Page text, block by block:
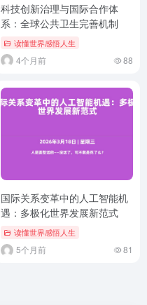
科技创新治理与国际合作体
系：全球公共卫生完善机制
读懂世界感悟人生
4个月前 88
国际关系变革中的人工智能机
遇：多极化世界发展新范式
读懂世界感悟人生
5个月前 81